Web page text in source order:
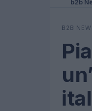
b2b
B2B